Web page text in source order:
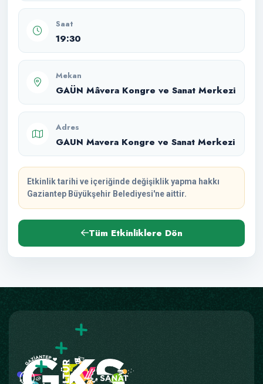
Saat
19:30
Mekan
GAÜN Mâvera Kongre ve Sanat Merkezi
Adres
GAUN Mavera Kongre ve Sanat Merkezi
Etkinlik tarihi ve içeriğinde değişiklik yapma hakkı
Gaziantep Büyükşehir Belediyesi'ne aittir.
Tüm Etkinliklere Dön